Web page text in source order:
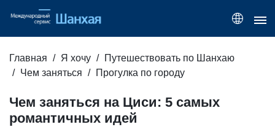
Главная Я хочу
Путешествовать по Шанхаю
Чем заняться
Прогулка по городу
Чем заняться на Циси: 5 самых
романтичных идей